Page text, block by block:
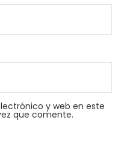
y web en este
que comente.